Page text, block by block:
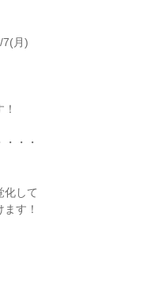
7(月)
・・
化して
す！